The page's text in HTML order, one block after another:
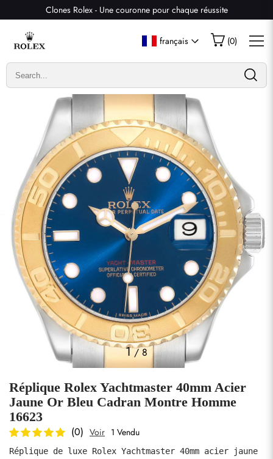
Clones Rolex - Une couronne pour chaque réussite
français (0)
1/8
Réplique Rolex Yachtmaster 40mm Acier
Jaune Or Bleu Cadran Montre Homme
16623
(0) Voir 1 Vendu
Réplique de luxe Rolex Yachtmaster 40mm acier jaune
Écrire un commentaire
Seuls les clients ayant acheté cet article sont autorisés à
laisser un commentaire.
commentaires
Photos
soumettre